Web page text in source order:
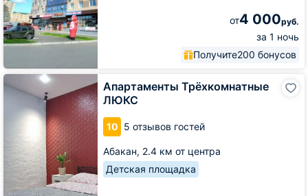
от4 000руб.
за 1 ночь
Получите200 бонусов
Апартаменты Трёхкомнатные
ЛЮКС
10 5 отзывов гостей
Абакан, 2.4 км от центра
Детская площадка
Апартаменты
Трёхкомнатные